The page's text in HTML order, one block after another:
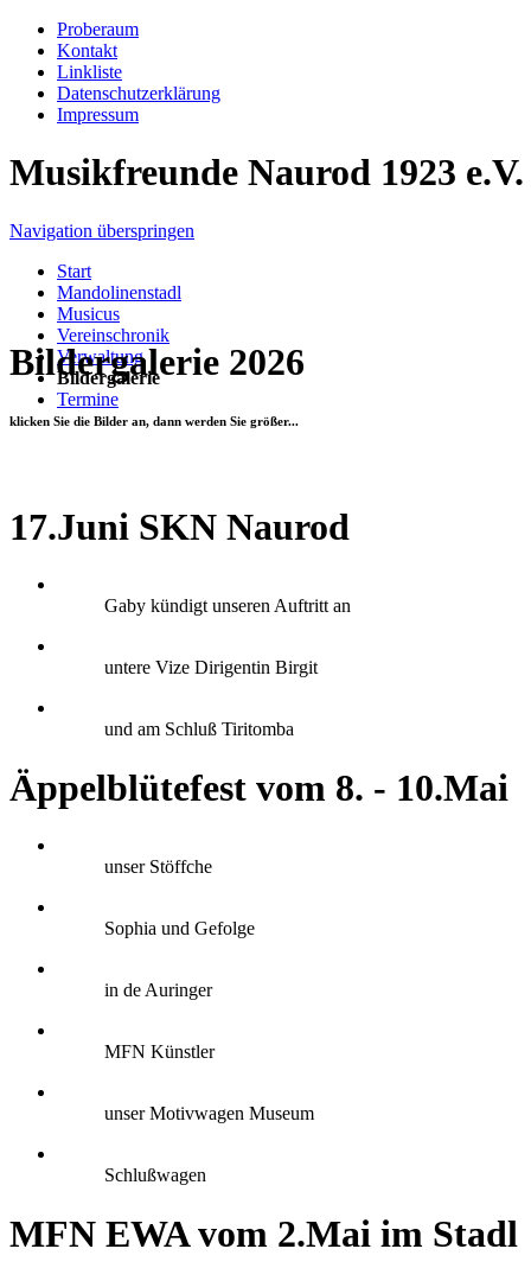
Proberaum
Kontakt
Linkliste
Datenschutzerklärung
Impressum
Musikfreunde Naurod 1923 e.V.
Navigation überspringen
Start
Mandolinenstadl
Musicus
Vereinschronik
Verwaltung
Bildergalerie
Termine
Bildergalerie 2026
klicken Sie die Bilder an, dann werden Sie größer...
17.Juni SKN Naurod
Gaby kündigt unseren Auftritt an
untere Vize Dirigentin Birgit
und am Schluß Tiritomba
Äppelblütefest vom 8. - 10.Mai
unser Stöffche
Sophia und Gefolge
in de Auringer
MFN Künstler
unser Motivwagen Museum
Schlußwagen
MFN EWA vom 2.Mai im Stadl